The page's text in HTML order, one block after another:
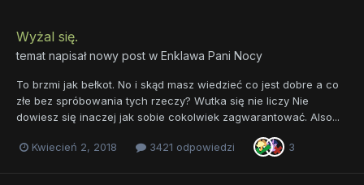
Wyżal się.
temat napisał nowy post w Enklawa Pani Nocy
To brzmi jak bełkot. No i skąd masz wiedzieć co jest dobre a co
złe bez spróbowania tych rzeczy? Wutka się nie liczy Nie
dowiesz się inaczej jak sobie cokolwiek zagwarantować. Also...
Kwiecień 2, 2018 3421 odpowiedzi 3